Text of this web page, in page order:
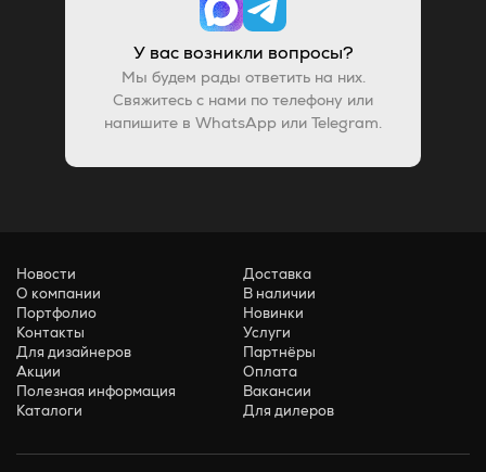
У вас возникли вопросы?
Мы будем рады ответить на них.
Свяжитесь с нами по телефону или
напишите в WhatsApp или Telegram.
Новости
О компании
Портфолио
Контакты
Для дизайнеров
Акции
Полезная информация
Каталоги
Доставка
В наличии
Новинки
Услуги
Партнёры
Оплата
Вакансии
Для дилеров